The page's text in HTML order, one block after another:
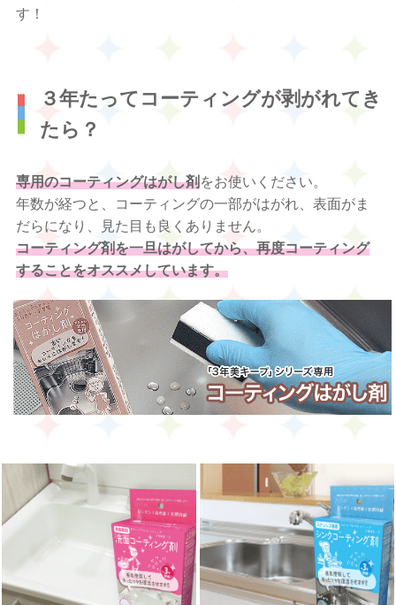
す！
３年たってコーティングが剥がれてき
たら？
専用のコーティングはがし剤 をお使いください。
年数が経つと、コーティングの一部がはがれ、表面がま
だらになり、見た目も良くありません。
コーティング剤を一旦はがしてから、再度コーティング
することをオススメしています。